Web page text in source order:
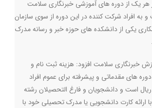
یک از دوره های آموزشی خبرنگاری سلامت
و به افراد شرکت کننده در این دوره از سوی سازمان
یکی از دانشکده های حوزه خبر و رسانه مدرک
.
خبرنگاری سلامت افزود: هزینه ثبت نام و
های مقدماتی و پیشرفته برای عموم افراد
میلیون ریال است و دانشجویان و فارغ التحصیلان رشته
ارائه کارت دانشجویی یا مدرک تحصیلی خود با